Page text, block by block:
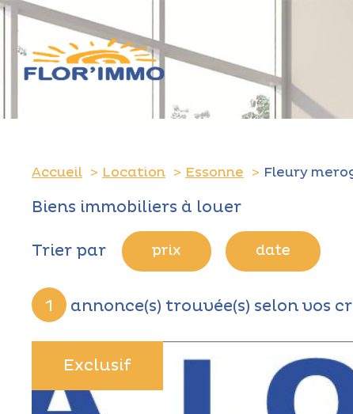
Accueil Location Essonne Fleury
Biens immobiliers à louer
Trier par prix date
1 annonce(s) trouvée(s) selon vos
Exclusif